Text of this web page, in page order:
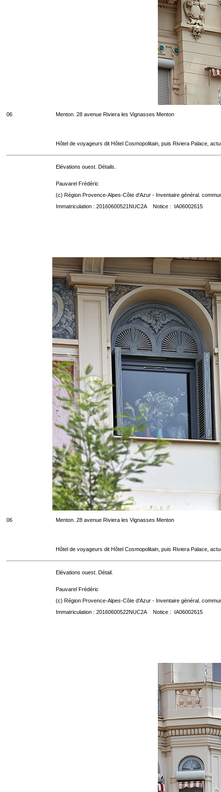
06 Menton. 28 avenue Riviera les Vignasses Menton
Hôtel de voyageurs dit Hôtel Cosmopolitain, puis Riviera Palace,
Elévations ouest. Détails.
Pauvarel Frédéric
(c) Région Provence-Alpes-Côte d'Azur - Inventaire général.
Immatriculation : 20160600521NUC2A Notice : IA06002615
06 Menton. 28 avenue Riviera les Vignasses Menton
Hôtel de voyageurs dit Hôtel Cosmopolitain, puis Riviera Palace,
Elévations ouest. Détail.
Pauvarel Frédéric
(c) Région Provence-Alpes-Côte d'Azur - Inventaire général.
Immatriculation : 20160600522NUC2A Notice : IA06002615